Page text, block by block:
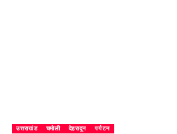
उत्तराखंड चमोली देहरादून पर्यटन